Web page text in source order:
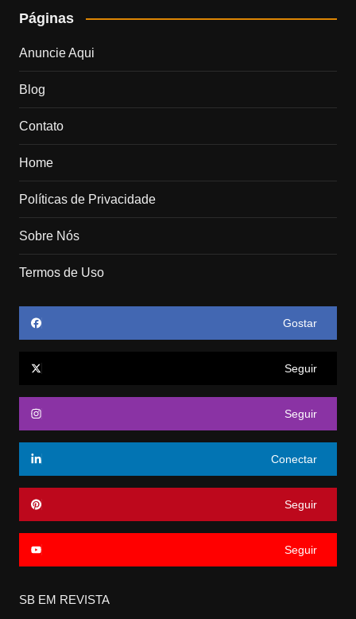
Páginas
Anuncie Aqui
Blog
Contato
Home
Políticas de Privacidade
Sobre Nós
Termos de Uso
Gostar
Seguir
Seguir
Conectar
Seguir
Seguir
SB EM REVISTA